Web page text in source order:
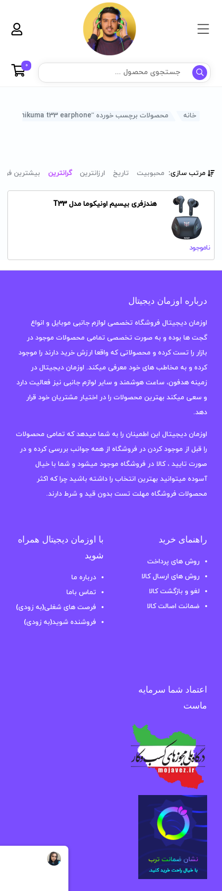
0
خانه محصولات برچسب خورده “onikuma t33 earphone”
مرتب سازی: محبوبیت تاریخ ارزانترین گرانترین بیشترین
هندزفری بیسیم اونیکوما مدل T33
ناموجود
درباره اوزمان دیجیتال
اوزمان دیجیتال فروشگاه تخصصی لوازم جانبی موبایل و انواع
گجت ها بوده و به صورت تخصصی تمامی محصولات موجود در
بازار را تست کرده و محصولاتی که واقعا ارزش خرید دارند را موجود
کرده و به مخاطب های خود معرفی میکند. اوزمان دیجیتال در
زمینه هدفون، ساعت هوشمند و سایر لوازم جانبی نیز فعالیت دارد
و سعی میکند بهترین محصولات را در اختیار مشتریان خود قرار
دهد.
اوزمان دیجیتال این اطمینان را به شما میدهد که تمامی محصولات
را قبل از موجود کردن در فروشگاه از همه جوانب بررسی کرده و در
صورت تایید ، کالا در فروشگاه موجود میشود و شما با خیال
آسوده میتوانید بهترین انتخاب را داشته باشید چرا که اکثر
محصولات فروشگاه مهلت تست بدون قید و شرط دارند.
راهنمای خرید
روش های پرداخت
روش های ارسال کالا
لغو و بازگشت کالا
ضمانت اصالت کالا
با اوزمان دیجیتال همراه
شوید
درباره ما
تماس باما
فرصت های شغلی(به زودی)
فروشنده شوید(به زودی)
اعتماد شما سرمایه
ماست